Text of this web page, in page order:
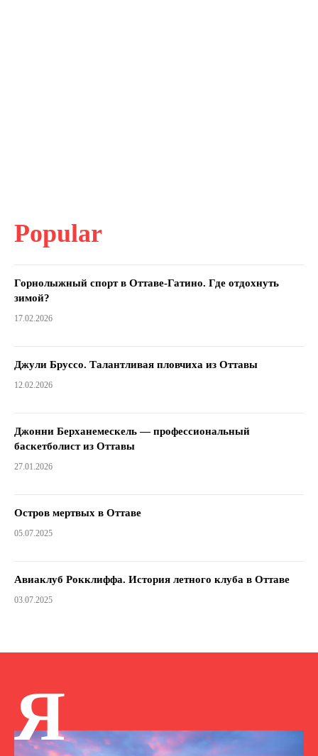
Popular
Горнолыжный спорт в Оттаве-Гатино. Где отдохнуть
зимой?
17.02.2026
Джули Бруссо. Талантливая пловчиха из Оттавы
12.02.2026
Джонни Берханемескель — профессиональный
баскетболист из Оттавы
27.01.2026
Остров мертвых в Оттаве
05.07.2025
Авиаклуб Рокклиффа. История летного клуба в Оттаве
03.07.2025
Я